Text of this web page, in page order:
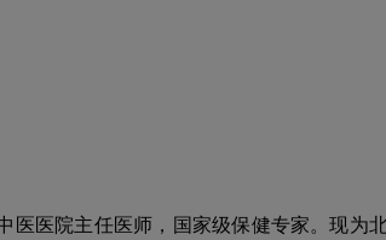
医医院主任医师，国家级保健专家。现